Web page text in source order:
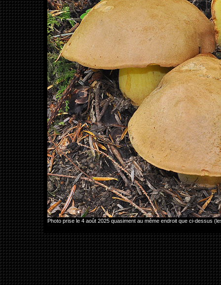
Photo prise le 4 août 2025 quasiment au même endroit que ci-dessus